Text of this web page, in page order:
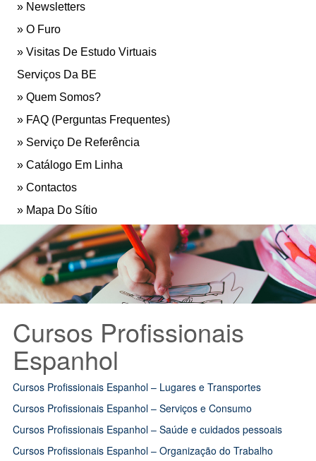
Newsletters
O Furo
Visitas De Estudo Virtuais
Serviços Da BE
Quem Somos?
FAQ (Perguntas Frequentes)
Serviço De Referência
Catálogo Em Linha
Contactos
Mapa Do Sítio
Cursos Profissionais
Espanhol
Cursos Profissionais Espanhol – Lugares e Transportes
Cursos Profissionais Espanhol – Serviços e Consumo
Cursos Profissionais Espanhol – Saúde e cuidados pessoais
Cursos Profissionais Espanhol – Organização do Trabalho